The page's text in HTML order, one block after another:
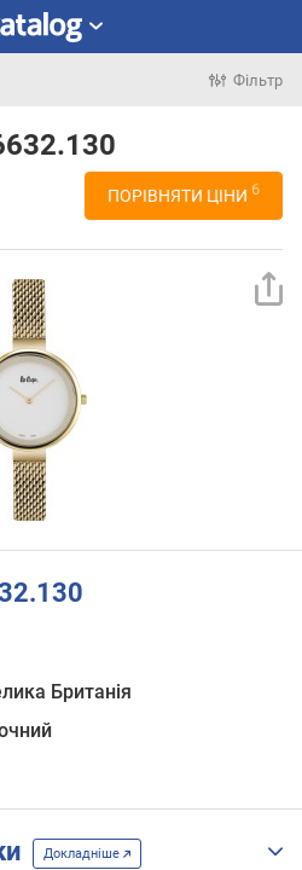
Фільтр
ПОРІВНЯТИ ЦІНИ 6
Британія
Докладніше